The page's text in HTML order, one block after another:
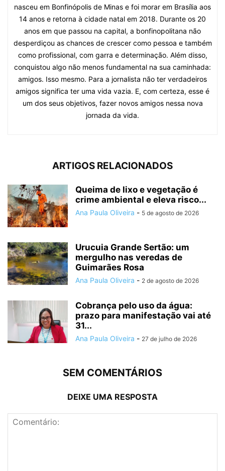
nasceu em Bonfinópolis de Minas e foi morar em Brasília aos
14 anos e retorna à cidade natal em 2018. Durante os 20
anos em que passou na capital, a bonfinopolitana não
desperdiçou as chances de crescer como pessoa e também
como profissional, com garra e determinação. Além disso,
conquistou algo não menos fundamental na sua caminhada:
amigos. Isso mesmo. Para a jornalista não ter verdadeiros
amigos significa ter uma vida vazia. E, com certeza, esse é
um dos seus objetivos, fazer novos amigos nessa nova
jornada da vida.
ARTIGOS RELACIONADOS
Queima de lixo e vegetação é
crime ambiental e eleva risco...
Ana Paula Oliveira - 5 de agosto de 2026
Urucuia Grande Sertão: um
mergulho nas veredas de
Guimarães Rosa
Ana Paula Oliveira - 2 de agosto de 2026
Cobrança pelo uso da água:
prazo para manifestação vai até
31...
Ana Paula Oliveira - 27 de julho de 2026
SEM COMENTÁRIOS
DEIXE UMA RESPOSTA